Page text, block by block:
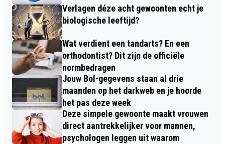
Verlagen déze acht gewoonten echt je
biologische leeftijd?
Wat verdient een tandarts? En een
orthodontist? Dit zijn de officiële
normbedragen
Jouw Bol-gegevens staan al drie
maanden op het darkweb en je hoorde
het pas deze week
Deze simpele gewoonte maakt vrouwen
direct aantrekkelijker voor mannen,
psychologen leggen uit waarom